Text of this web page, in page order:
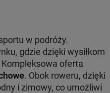
w podróży.
gdzie dzięki wysiłkom
Kompleksowa oferta
. Obok roweru, dzięki
i zimowy, co umożliwi